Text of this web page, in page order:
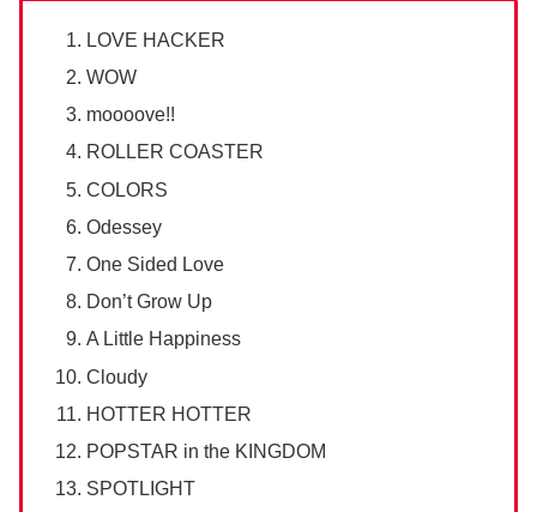
LOVE HACKER
WOW
moooove!!
ROLLER COASTER
COLORS
Odessey
One Sided Love
Don’t Grow Up
A Little Happiness
Cloudy
HOTTER HOTTER
POPSTAR in the KINGDOM
SPOTLIGHT